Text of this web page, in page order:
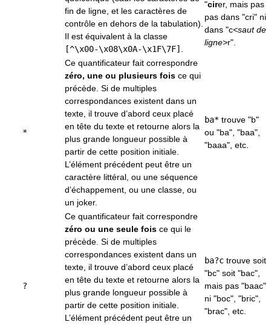
fin de ligne, et les caractères de
contrôle en dehors de la tabulation).
Il est équivalent à la classe
[^\x00-\x08\x0A-\x1F\7F] .
"cirer, mais pas
pas dans "cri" ni
dans "c<saut de
ligne>r".
*
Ce quantificateur fait correspondre
zéro, une ou plusieurs fois ce qui
précède. Si de multiples
correspondances existent dans un
texte, il trouve d’abord ceux placé
en tête du texte et retourne alors la
plus grande longueur possible à
partir de cette position initiale.
L’élément précédent peut être un
caractère littéral, ou une séquence
d’échappement, ou une classe, ou
un joker.
ba* trouve "b"
ou "ba", "baa",
"baaa", etc.
?
Ce quantificateur fait correspondre
zéro ou une seule fois ce qui le
précède. Si de multiples
correspondances existent dans un
texte, il trouve d’abord ceux placé
en tête du texte et retourne alors la
plus grande longueur possible à
partir de cette position initiale.
L’élément précédent peut être un
ba?c trouve soit
"bc" soit "bac",
mais pas "baac"
ni "boc", "bric",
"brac", etc.